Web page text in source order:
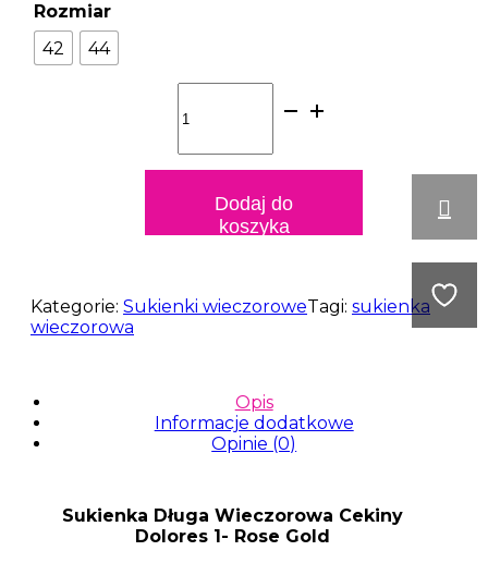
Rozmiar
42
44
Sukienka
wieczorowa
cekiny
DoloresDodaj do
koszyka
Kategorie: Sukienki wieczoroweTagi: sukienka
wieczorowa
Opis
Informacje dodatkowe
Opinie (0)
Sukienka Długa Wieczorowa Cekiny
Dolores 1- Rose Gold